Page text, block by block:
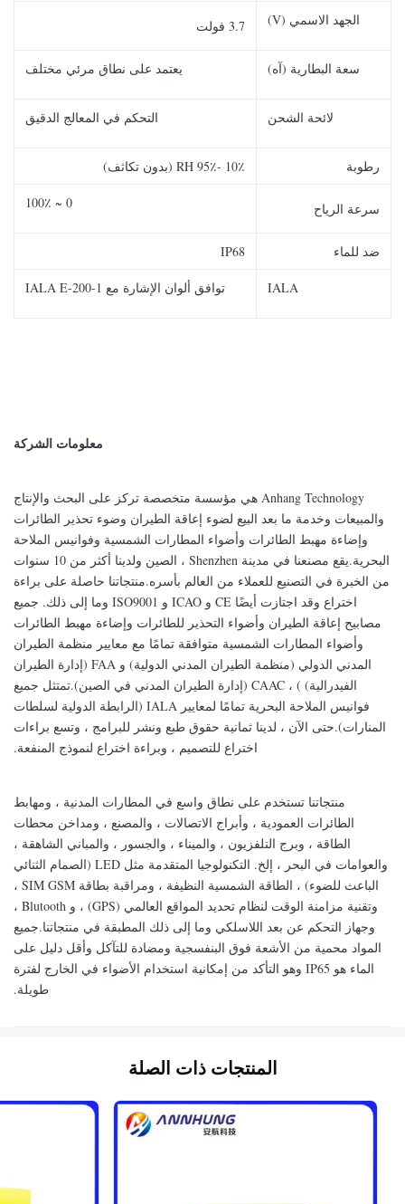
الجهد الاسمي (V) 3.7 فولت
سعة البطارية (آه) يعتمد على نطاق مرئي مختلف
لائحة الشحن التحكم في المعالج الدقيق
رطوبة 10٪ -95٪ RH (بدون تكاثف)
سرعة الرياح 0 ~ 100٪
ضد للماء IP68
IALA توافق ألوان الإشارة مع IALA E-200-1
معلومات الشركة
Anhang Technology هي مؤسسة متخصصة تركز على البحث والإنتاج
والمبيعات وخدمة ما بعد البيع لضوء إعاقة الطيران وضوء تحذير الطائرات
وإضاءة مهبط الطائرات وأضواء المطارات الشمسية وفوانيس الملاحة
البحرية.يقع مصنعنا في مدينة Shenzhen ، الصين ولدينا أكثر من 10 سنوات
من الخبرة في التصنيع للعملاء من العالم بأسره.منتجاتنا حاصلة على براءة
اختراع وقد اجتازت أيضًا CE و ICAO و ISO9001 وما إلى ذلك. جميع
مصابيح إعاقة الطيران وأضواء التحذير للطائرات وإضاءة مهبط الطائرات
وأضواء المطارات الشمسية متوافقة تمامًا مع معايير منظمة الطيران
المدني الدولي (منظمة الطيران المدني الدولية) و FAA (إدارة الطيران
الفيدرالية) ) ، CAAC (إدارة الطيران المدني في الصين).تمتثل جميع
فوانيس الملاحة البحرية تمامًا لمعايير IALA (الرابطة الدولية لسلطات
المنارات).حتى الآن ، لدينا ثمانية حقوق طبع ونشر للبرامج ، وتسع براءات
اختراع للتصميم ، وبراءة اختراع لنموذج المنفعة.
منتجاتنا تستخدم على نطاق واسع في المطارات المدنية ، ومهابط
الطائرات العمودية ، وأبراج الاتصالات ، والمصنع ، ومداخن محطات
الطاقة ، وبرج التلفزيون ، والميناء ، والجسور ، والمباني الشاهقة ،
والعوامات في البحر ، إلخ. التكنولوجيا المتقدمة مثل LED (الصمام الثنائي
الباعث للضوء) ، الطاقة الشمسية النظيفة ، ومراقبة بطاقة SIM GSM ،
وتقنية مزامنة الوقت لنظام تحديد المواقع العالمي (GPS) ، و Blutooth ،
وجهاز التحكم عن بعد اللاسلكي وما إلى ذلك المطبقة في منتجاتنا.جميع
المواد محمية من الأشعة فوق البنفسجية ومضادة للتآكل وأقل دليل على
الماء هو IP65 وهو التأكد من إمكانية استخدام الأضواء في الخارج لفترة
طويلة.
المنتجات ذات الصلة